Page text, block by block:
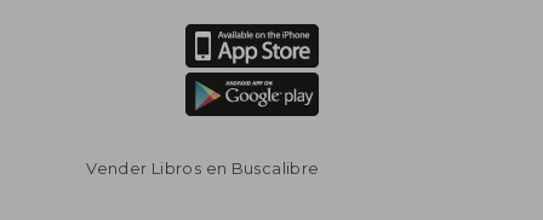
Vender Libros en Buscalibre